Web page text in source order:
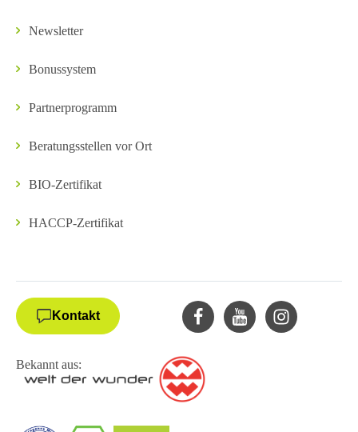
Newsletter
Bonussystem
Partnerprogramm
Beratungsstellen vor Ort
BIO-Zertifikat
HACCP-Zertifikat
Kontakt
Bekannt aus: